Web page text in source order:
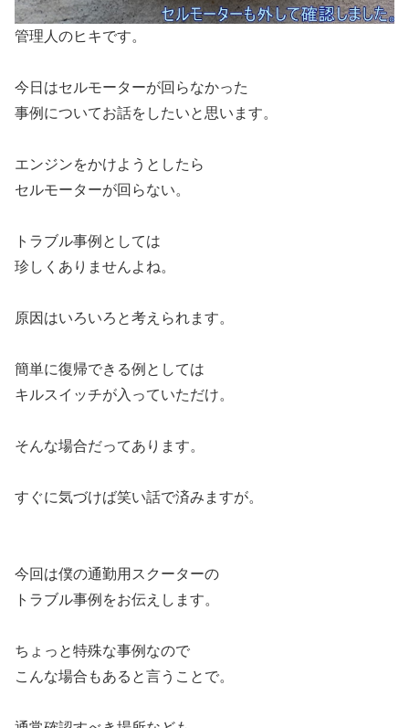
管理人のヒキです。
今日はセルモーターが回らなかった
事例についてお話をしたいと思います。
エンジンをかけようとしたら
セルモーターが回らない。
トラブル事例としては
珍しくありませんよね。
原因はいろいろと考えられます。
簡単に復帰できる例としては
キルスイッチが入っていただけ。
そんな場合だってあります。
すぐに気づけば笑い話で済みますが。
今回は僕の通勤用スクーターの
トラブル事例をお伝えします。
ちょっと特殊な事例なので
こんな場合もあると言うことで。